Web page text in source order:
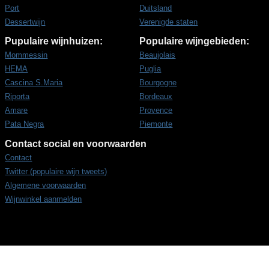
Port
Dessertwijn
Duitsland
Verenigde staten
Pupulaire wijnhuizen:
Mommessin
HEMA
Cascina S.Maria
Riporta
Amare
Pata Negra
Populaire wijngebieden:
Beaujolais
Puglia
Bourgogne
Bordeaux
Provence
Piemonte
Contact social en voorwaarden
Contact
Twitter (populaire wijn tweets)
Algemene voorwaarden
Wijnwinkel aanmelden